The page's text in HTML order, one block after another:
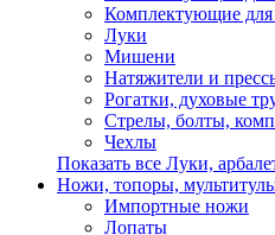
Комплектующие для
Луки
Мишени
Натяжители и
Рогатки, духовые
Стрелы, болты,
Чехлы
Показать все Луки,
Ножи, топоры,
Импортные ножи
Лопаты